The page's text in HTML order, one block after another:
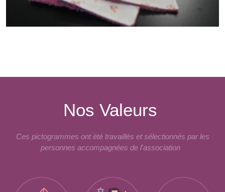
Nos Valeurs
Ces pictogrammes ont été travaillés et sélectionnés par les
personnes accompagnées de l'association